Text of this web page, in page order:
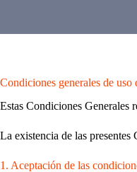
Condiciones generales de
Estas Condiciones
La existencia de las
1. Aceptación de las